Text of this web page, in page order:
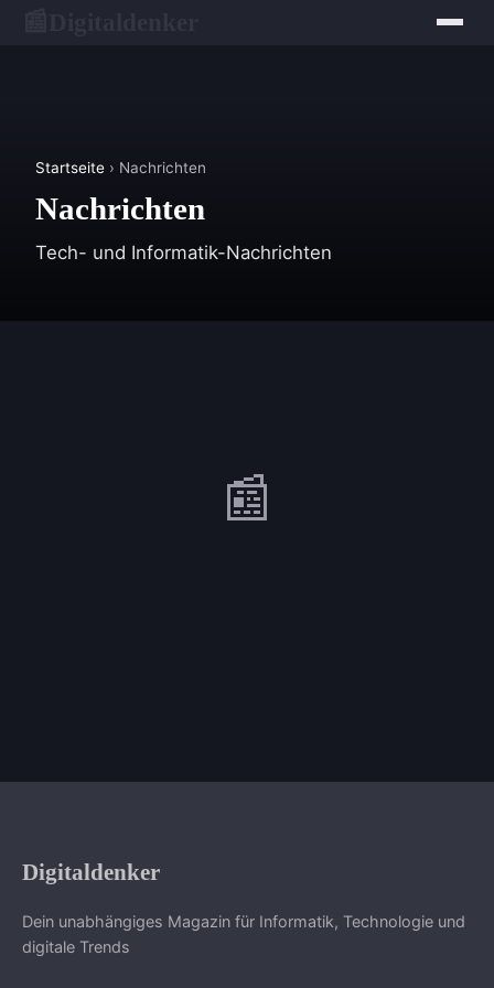
Startseite › Nachrichten
Nachrichten
Tech- und Informatik-Nachrichten
📰
Digitaldenker
Dein unabhängiges Magazin für Informatik, Technologie und
digitale Trends